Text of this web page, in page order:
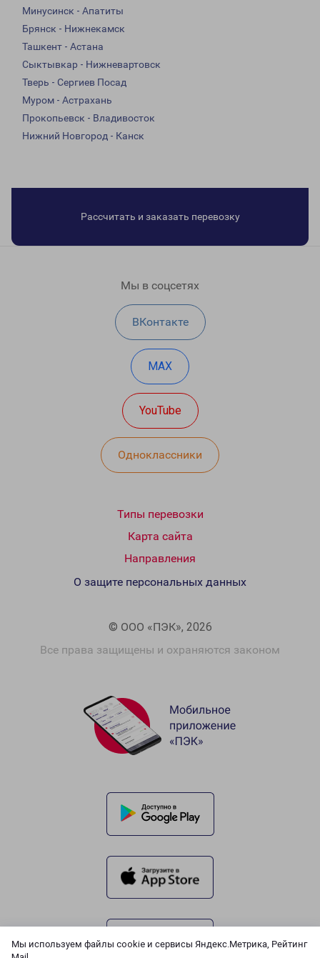
Мы используем файлы cookie и сервисы Яндекс.Метрика, Рейтинг
Минусинск - Апатиты
Брянск - Нижнекамск
Ташкент - Астана
Сыктывкар - Нижневартовск
Тверь - Сергиев Посад
Муром - Астрахань
Прокопьевск - Владивосток
Нижний Новгород - Канск
Рассчитать и заказать перевозку
Мы в соцсетях
ВКонтакте
MAX
YouTube
Одноклассники
Типы перевозки
Карта сайта
Направления
© ООО «ПЭК», 2026
Все права защищены и охраняются законом
О защите персональных данных